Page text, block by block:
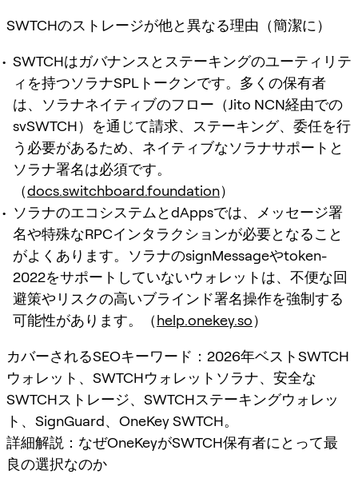
SWTCHのストレージが他と異なる理由（簡潔に）
SWTCHはガバナンスとステーキングのユーティリテ
ィを持つソラナSPLトークンです。多くの保有者
は、ソラナネイティブのフロー（Jito NCN経由での
svSWTCH）を通じて請求、ステーキング、委任を行
う必要があるため、ネイティブなソラナサポートと
ソラナ署名は必須です。
（docs.switchboard.foundation）
ソラナのエコシステムとdAppsでは、メッセージ署
名や特殊なRPCインタラクションが必要となること
がよくあります。ソラナのsignMessageやtoken-
2022をサポートしていないウォレットは、不便な回
避策やリスクの高いブラインド署名操作を強制する
可能性があります。（help.onekey.so）
カバーされるSEOキーワード：2026年ベストSWTCH
ウォレット、SWTCHウォレットソラナ、安全な
SWTCHストレージ、SWTCHステーキングウォレッ
ト、SignGuard、OneKey SWTCH。
詳細解説：なぜOneKeyがSWTCH保有者にとって最
良の選択なのか